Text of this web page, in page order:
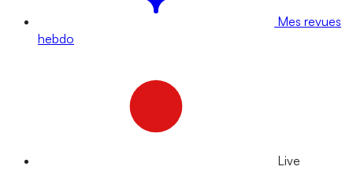
Mes revues
hebdo
Live